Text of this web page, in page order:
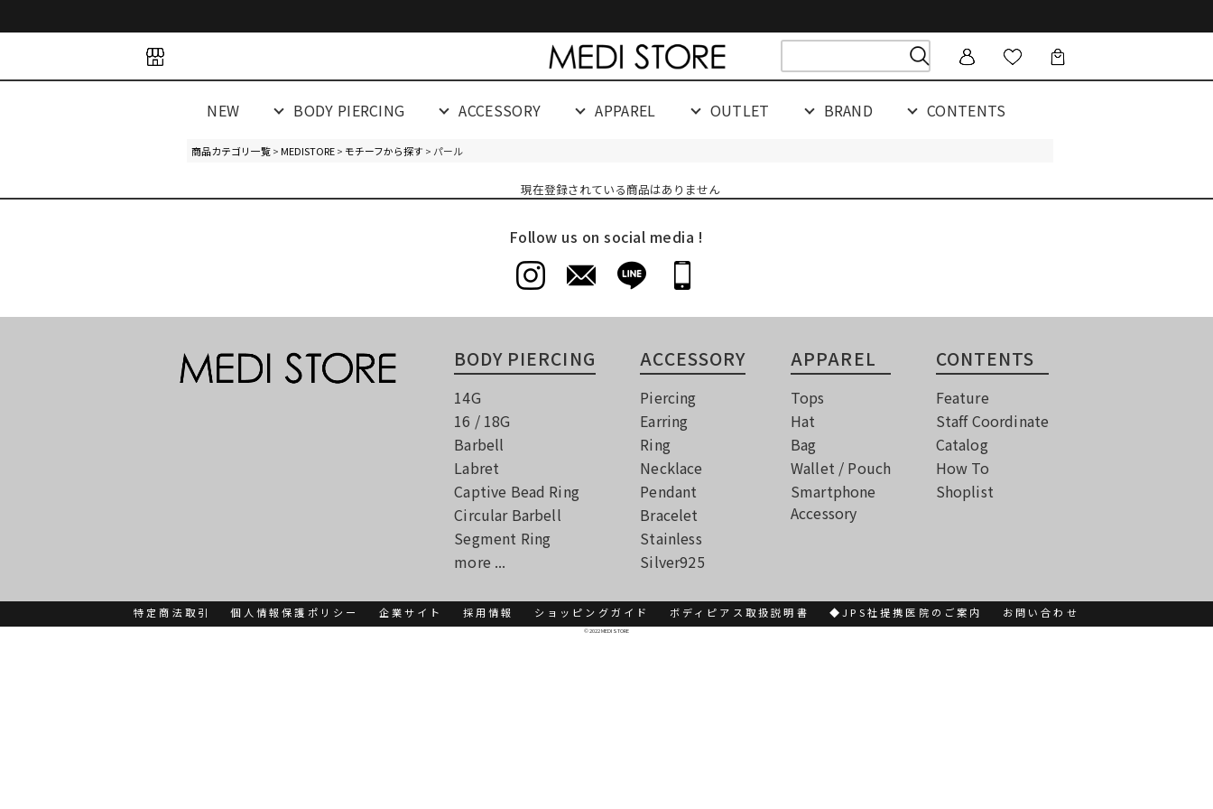
NEW BODY PIERCING ACCESSORY APPAREL OUTLET BRAND CONTENTS
商品カテゴリ一覧>MEDISTORE> モチーフから探す > パール
現在登録されている商品はありません
Follow us on social media !
BODY PIERCING
14G
16 / 18G
Barbell
Labret
Captive Bead Ring
Circular Barbell
Segment Ring
more ...
ACCESSORY
Piercing
Earring
Ring
Necklace
Pendant
Bracelet
Stainless
Silver925
APPAREL
Tops
Hat
Bag
Wallet / Pouch
Smartphone
Accessory
CONTENTS
Feature
Staff Coordinate
Catalog
How To
Shoplist
特定商法取引 個人情報保護ポリシー 企業サイト 採用情報 ショッピングガイド ボディピアス取扱説明書 ◆JPS社提携医院のご案内 お問い合わせ
© 2022 MEDI STORE